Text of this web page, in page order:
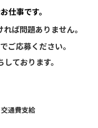
仕事です。
ば問題ありません。
ご応募ください。
ております。
通費支給